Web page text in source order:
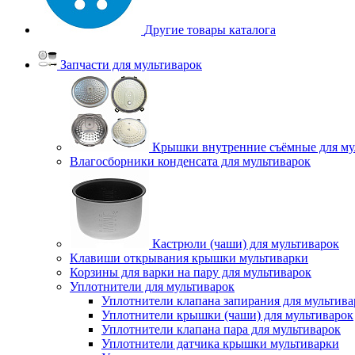
Другие товары каталога
Запчасти для мультиварок
Крышки внутренние съёмные для
Влагосборники конденсата для мультиварок
Кастрюли (чаши) для мультиварок
Клавиши открывания крышки мультиварки
Корзины для варки на пару для мультиварок
Уплотнители для мультиварок
Уплотнители клапана запирания для
Уплотнители крышки (чаши) для мультиварок
Уплотнители клапана пара для мультиварок
Уплотнители датчика крышки мультиварки